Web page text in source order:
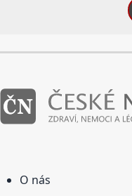
O nás